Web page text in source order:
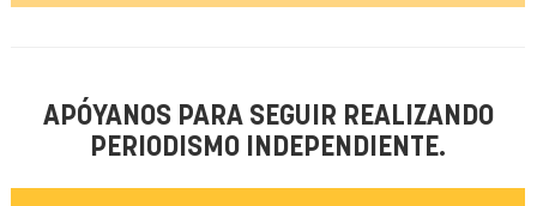
APÓYANOS PARA SEGUIR REALIZANDO
PERIODISMO INDEPENDIENTE.